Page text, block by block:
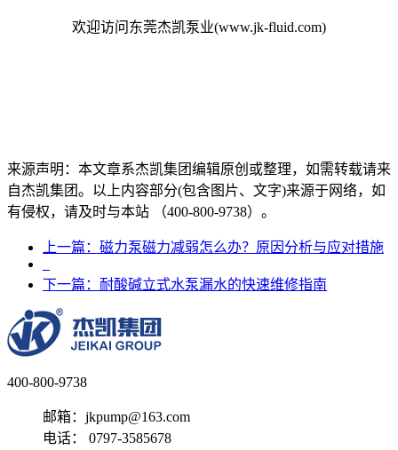
欢迎访问东莞杰凯泵业(www.jk-fluid.com)
来源声明：本文章系杰凯集团编辑原创或整理，如需转载请来
自杰凯集团。以上内容部分(包含图片、文字)来源于网络，如
有侵权，请及时与本站 （400-800-9738）。
上一篇：磁力泵磁力减弱怎么办？原因分析与应对措施
下一篇：耐酸碱立式水泵漏水的快速维修指南
400-800-9738
邮箱：jkpump@163.com
电话： 0797-3585678